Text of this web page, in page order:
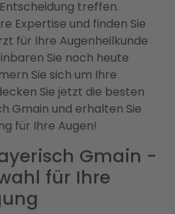
treffen.
Expertise und finden Sie
für Ihre Augenheilkunde
Sie noch heute
Sie sich um Ihre
Sie jetzt die besten
Gmain und erhalten Sie
für Ihre Augen!
Gmain -
für Ihre